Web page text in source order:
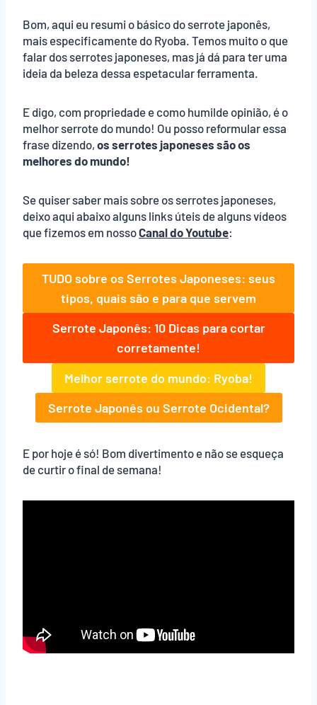
Bom, aqui eu resumi o básico do serrote japonês,
mais especificamente do Ryoba. Temos muito o que
falar dos serrotes japoneses, mas já dá para ter uma
ideia da beleza dessa espetacular ferramenta.
E digo, com propriedade e como humilde opinião, é o
melhor serrote do mundo! Ou posso reformular essa
frase dizendo, os serrotes japoneses são os
melhores do mundo!
Se quiser saber mais sobre os serrotes japoneses,
deixo aqui abaixo alguns links úteis de alguns vídeos
que fizemos em nossoCanal do Youtube:
TUDO sobre os Serrotes Japoneses: seus
tipos, quais são e para que servem
Serrote Japonês: 10 Dicas para cortar
corretamente!
Melhor serrote do mundo: Ryoba!
Serrote Japonês ou Serrote Ocidental?
E por hoje é só! Bom divertimento e não se esqueça
de curtir o final de semana!